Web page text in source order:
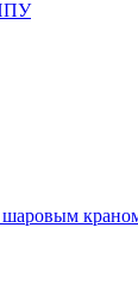
шаровым